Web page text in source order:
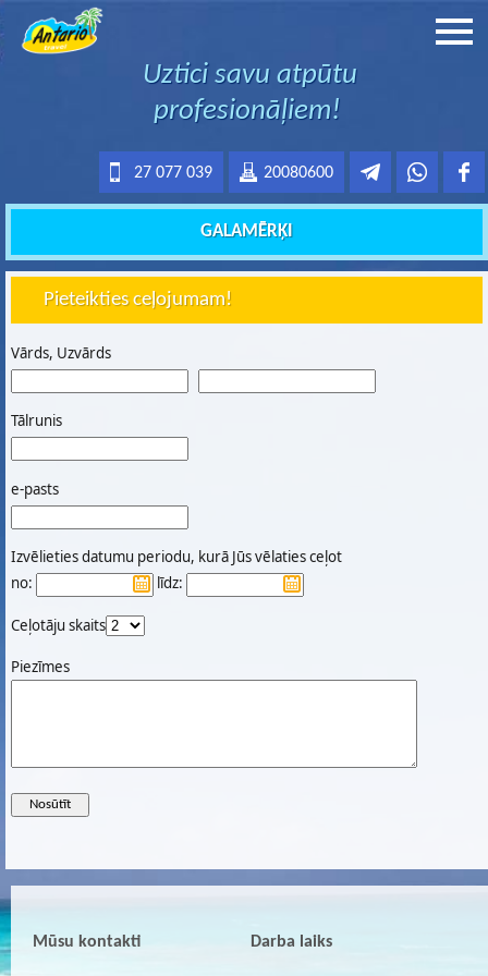
Uztici savu atpūtu
profesionāļiem!
20080600
27 077 039
GALAMĒRĶI
Pieteikties ceļojumam!
Vārds, Uzvārds
Tālrunis
e-pasts
Izvēlieties datumu periodu, kurā Jūs vēlaties ceļot
no:
līdz:
Ceļotāju skaits
Piezīmes
Mūsu kontakti Darba laiks